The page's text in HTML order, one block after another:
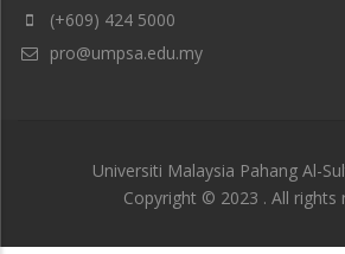
(+609) 424 5000
pro@umpsa.edu.my
Universiti Malaysia Pahang Al-
Copyright © 2023 . All rights